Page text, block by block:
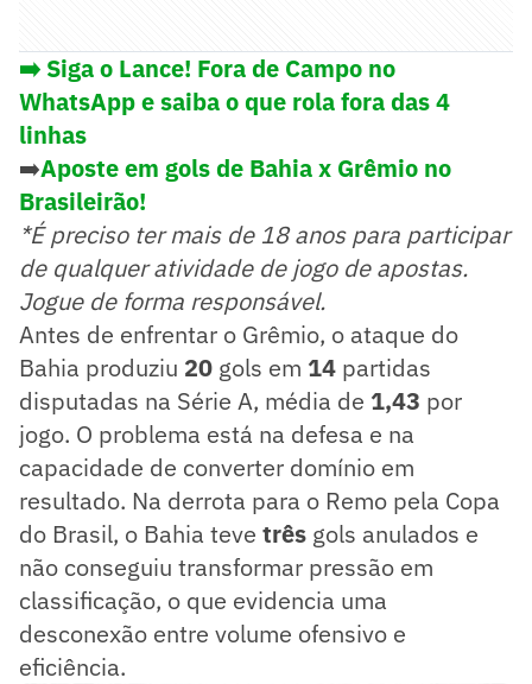
➡️ Siga o Lance! Fora de Campo no
WhatsApp e saiba o que rola fora das 4
linhas
➡️Aposte em gols de Bahia x Grêmio no
Brasileirão!
*É preciso ter mais de 18 anos para participar
de qualquer atividade de jogo de apostas.
Jogue de forma responsável.
Antes de enfrentar o Grêmio, o ataque do
Bahia produziu 20 gols em 14 partidas
disputadas na Série A, média de 1,43 por
jogo. O problema está na defesa e na
capacidade de converter domínio em
resultado. Na derrota para o Remo pela Copa
do Brasil, o Bahia teve três gols anulados e
não conseguiu transformar pressão em
classificação, o que evidencia uma
desconexão entre volume ofensivo e
eficiência.